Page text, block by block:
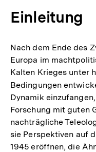
Einleitung
Nach dem Ende des
Europa im
Kalten Krieges unter
Bedingungen
Dynamik
Forschung mit guten
nachträgliche
sie Perspektiven auf
1945 eröffnen, die